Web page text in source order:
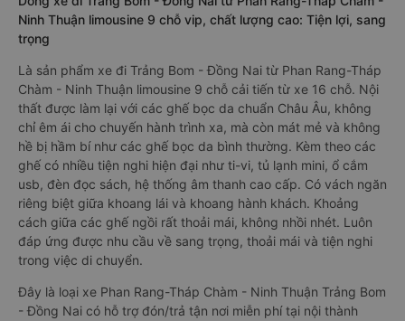
Ninh Thuận limousine 9 chỗ vip, chất lượng cao: Tiện lợi, sang
trọng
Là sản phẩm xe đi Trảng Bom - Đồng Nai từ Phan Rang-Tháp
Chàm - Ninh Thuận limousine 9 chỗ cải tiến từ xe 16 chỗ. Nội
thất được làm lại với các ghế bọc da chuẩn Châu Âu, không
chỉ êm ái cho chuyến hành trình xa, mà còn mát mẻ và không
hề bị hầm bí như các ghế bọc da bình thường. Kèm theo các
ghế có nhiều tiện nghi hiện đại như ti-vi, tủ lạnh mini, ổ cắm
usb, đèn đọc sách, hệ thống âm thanh cao cấp. Có vách ngăn
riêng biệt giữa khoang lái và khoang hành khách. Khoảng
cách giữa các ghế ngồi rất thoải mái, không nhồi nhét. Luôn
đáp ứng được nhu cầu về sang trọng, thoải mái và tiện nghi
trong việc di chuyển.
Đây là loại xe Phan Rang-Tháp Chàm - Ninh Thuận Trảng Bom
- Đồng Nai có hỗ trợ đón/trả tận nơi miễn phí tại nội thành